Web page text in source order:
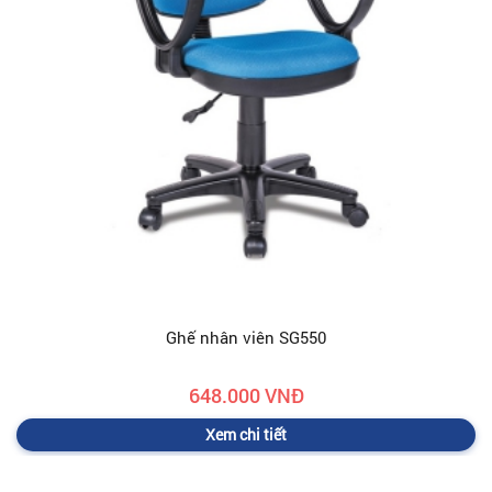
Ghế nhân viên SG550
648.000 VNĐ
Xem chi tiết